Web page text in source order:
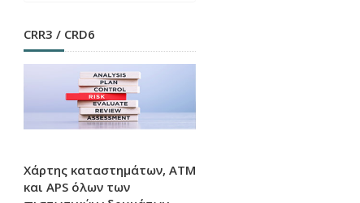
CRR3 / CRD6
Χάρτης καταστημάτων, ATM
και APS όλων των